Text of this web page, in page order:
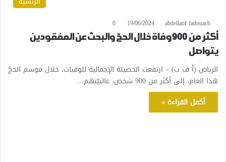
abdellatif fadouach
19/06/2024
0
أكثر من 900 وفاة خلال الحجّ والبحث عن المفقودين
يتواصل
الرياض (أ ف ب) – ارتفعت الحصيلة الإجمالية للوفيات، خلال موسم الحجّ
هذا العام، إلى أكثر من 900 شخص، غالبيّتهم…
أكمل القراءة »